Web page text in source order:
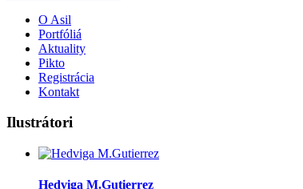
O Asil
Portfóliá
Aktuality
Pikto
Registrácia
Kontakt
Ilustrátori
Hedviga M.Gutierrez